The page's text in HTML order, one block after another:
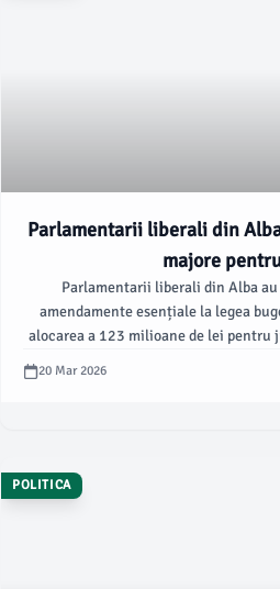
Parlamentarii liberali din
majore
Parlamentarii liberali din Alba
amendamente esențiale la legea
alocarea a 123 milioane de lei pentru
în principal investițiilor în
20 Mar 2026
POLITICA